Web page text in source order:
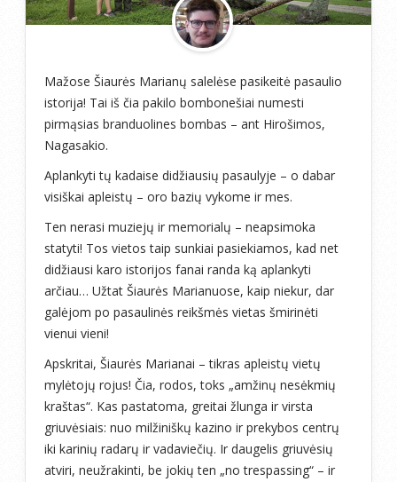
Mažose Šiaurės Marianų salelėse pasikeitė pasaulio
istorija! Tai iš čia pakilo bombonešiai numesti
pirmąsias branduolines bombas – ant Hirošimos,
Nagasakio.
Aplankyti tų kadaise didžiausių pasaulyje – o dabar
visiškai apleistų – oro bazių vykome ir mes.
Ten nerasi muziejų ir memorialų – neapsimoka
statyti! Tos vietos taip sunkiai pasiekiamos, kad net
didžiausi karo istorijos fanai randa ką aplankyti
arčiau… Užtat Šiaurės Marianuose, kaip niekur, dar
galėjom po pasaulinės reikšmės vietas šmirinėti
vienui vieni!
Apskritai, Šiaurės Marianai – tikras apleistų vietų
mylėtojų rojus! Čia, rodos, toks „amžinų nesėkmių
kraštas“. Kas pastatoma, greitai žlunga ir virsta
griuvėsiais: nuo milžiniškų kazino ir prekybos centrų
iki karinių radarų ir vadaviečių. Ir daugelis griuvėsių
atviri, neužrakinti, be jokių ten „no trespassing“ – ir